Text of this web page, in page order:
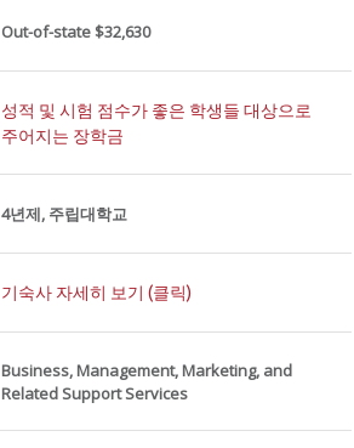
Out-of-state $32,630
성적 및 시험 점수가 좋은 학생들 대상으로
주어지는 장학금
4년제, 주립대학교
기숙사 자세히 보기 (클릭)
Business, Management, Marketing, and
Related Support Services